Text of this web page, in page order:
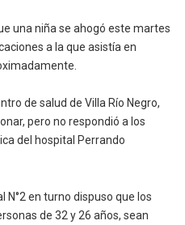
una niña se ahogó este martes
a la que asistía en
de salud de Villa Río Negro,
pero no respondió a los
del hospital Perrando
N°2 en turno dispuso que los
de 32 y 26 años, sean